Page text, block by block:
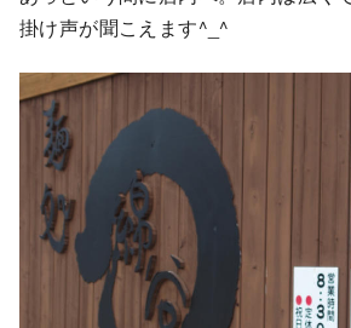
掛け声が聞こえます^_^